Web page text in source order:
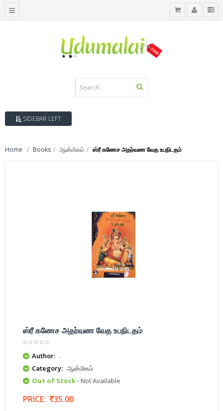
SIDEBAR LEFT
Home Books ஆன்மிகம் ஸ்ரீ கணேச அதர்வண வேத உபநிடதம்
ஸ்ரீ கணேச அதர்வண வேத உபநிடதம்
Author: .
Category: ஆன்மிகம்
Out of Stock- Not Available
PRICE: 35.00